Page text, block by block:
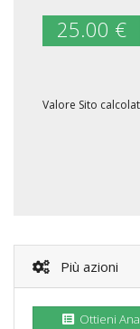
25.00 €
Valore Sito
Più azioni
Ottieni